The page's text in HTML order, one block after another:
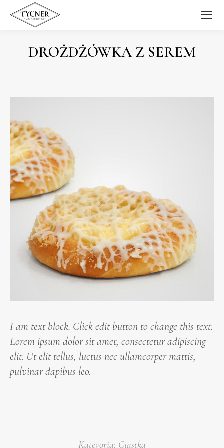
DROŻDŻÓWKA Z SEREM
I am text block. Click edit button to change this text.
Lorem ipsum dolor sit amet, consectetur adipiscing
elit. Ut elit tellus, luctus nec ullamcorper mattis,
pulvinar dapibus leo.
Kategoria: Ciastka